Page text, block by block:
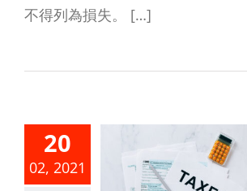
不得列為損失。 […]
20
02, 2021
受疫情
，擴大